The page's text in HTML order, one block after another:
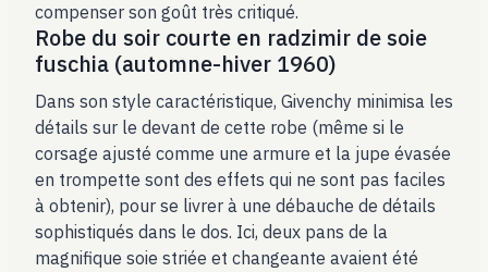
compenser son goût très critiqué.
Robe du soir courte en radzimir de soie
fuschia (automne-hiver 1960)
Dans son style caractéristique, Givenchy minimisa les
détails sur le devant de cette robe (même si le
corsage ajusté comme une armure et la jupe évasée
en trompette sont des effets qui ne sont pas faciles
à obtenir), pour se livrer à une débauche de détails
sophistiqués dans le dos. Ici, deux pans de la
magnifique soie striée et changeante avaient été